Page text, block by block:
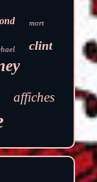
mort
clint
affiches